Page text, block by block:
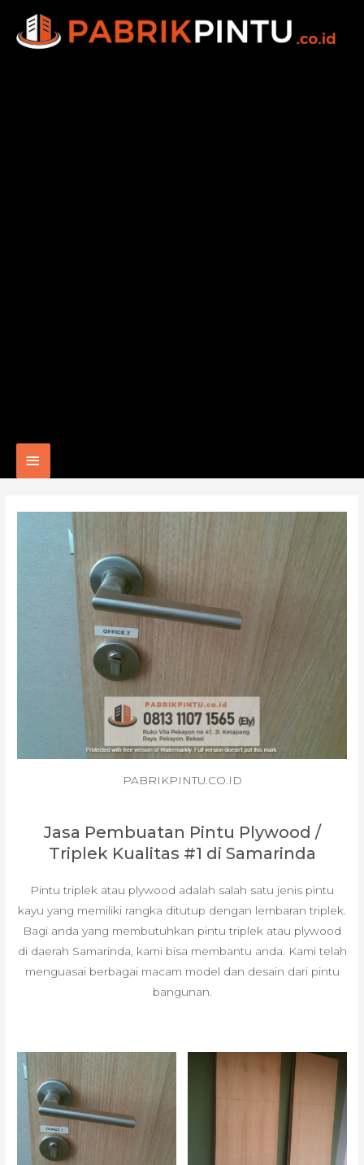
Main
PABRIKPINTU.CO.ID
Jasa Pembuatan Pintu Plywood /
Triplek Kualitas #1 di Samarinda
Pintu triplek atau plywood adalah salah satu jenis pintu
kayu yang memiliki rangka ditutup dengan lembaran triplek.
Bagi anda yang membutuhkan pintu triplek atau plywood
di daerah Samarinda, kami bisa membantu anda. Kami telah
menguasai berbagai macam model dan desain dari pintu
bangunan.